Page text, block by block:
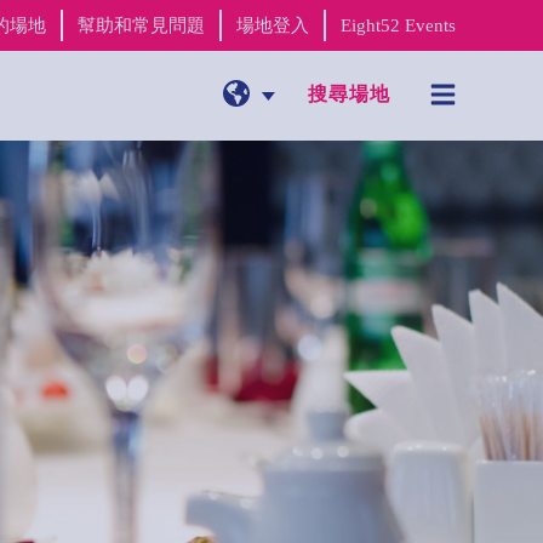
場地 幫助和常見問題 場地登入 Eight52 Events
搜尋場地